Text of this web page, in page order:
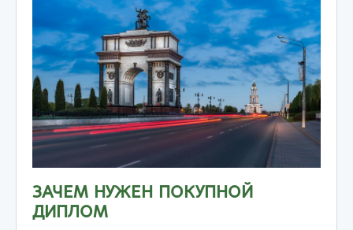
ЗАЧЕМ НУЖЕН ПОКУПНОЙ
ДИПЛОМ